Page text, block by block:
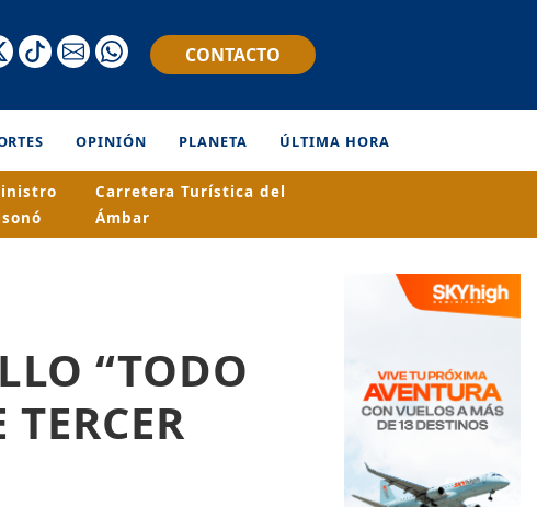
CONTACTO
OPINIÓN PLANETA ÚLTIMA HORA
Carretera Turística del
Ámbar
“TODO